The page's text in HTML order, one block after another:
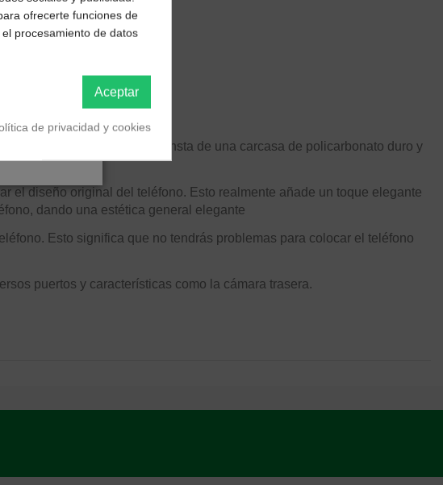
teléfono brille a través. Consta de una carcasa de policarbonato duro y
el diseño original del teléfono. Esto realmente añade un toque elegante
dando una estética general elegante
Esto significa que no tendrás problemas para colocar el teléfono
puertos y características como la cámara trasera.
e
ofrecerte funciones de
procesamiento de datos
Aceptar
de privacidad y cookies